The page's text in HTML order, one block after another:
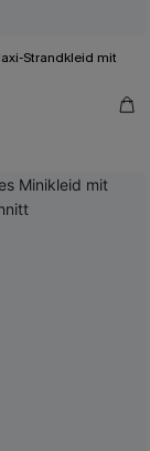
Strandkleid mit